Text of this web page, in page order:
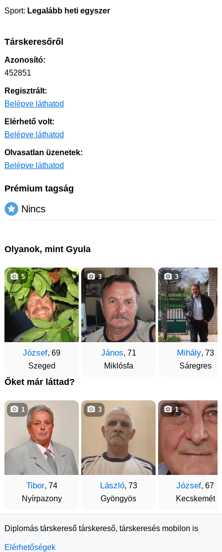
Sport: Legalább heti egyszer
Társkeresőről
Azonosító:
452851
Regisztrált:
Belépve láthatod
Elérhető volt:
Belépve láthatod
Olvasatlan üzenetek:
Belépve láthatod
Prémium tagság
Nincs
Olyanok, mint Gyula
József, 69
Szeged
5
János, 71
Miklósfa
3
Mihály, 73
Sáregres
3
Őket már láttad?
Tibor, 74
Nyírpazony
1
László, 73
Gyöngyös
3
József, 67
Kecskemét
1
Diplomás társkereső társkereső, társkeresés mobilon is
Elérhetőségek